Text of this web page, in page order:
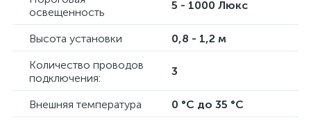
освещенность
5 - 1000 Люкс
Высота установки
0,8 - 1,2 м
Количество проводов
подключения:
3
Внешняя температура 0 °C до 35 °C